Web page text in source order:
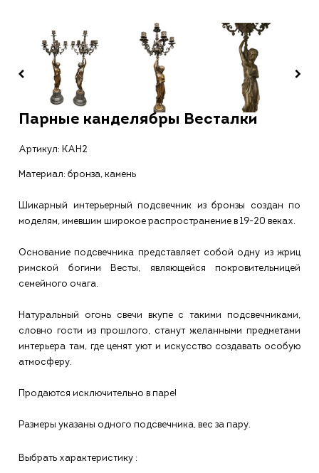
Парные канделябры Весталки
Артикул: КАН2
Материал: бронза, камень
Шикарный интерьерный подсвечник из бронзы создан по
моделям, имевшим широкое распространение в 19-20 веках.
Основание подсвечника представляет собой одну из жриц
римской богини Весты, являющейся покровительницей
семейного очага.
Натуральный огонь свечи вкупе с такими подсвечниками,
словно гости из прошлого, станут желанными предметами
интерьера там, где ценят уют и искусство создавать особую
атмосферу.
Продаются исключительно в паре!
Размеры указаны одного подсвечника, вес за пару.
Выбрать характеристику :